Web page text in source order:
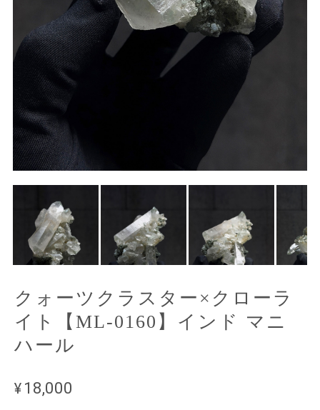
クォーツクラスター×クローラ
イト【ML-0160】インド マニ
ハール
¥18,000